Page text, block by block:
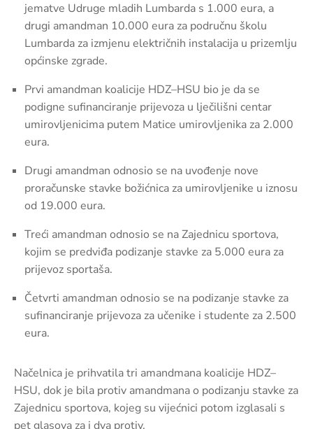
jematve Udruge mladih Lumbarda s 1.000 eura, a
drugi amandman 10.000 eura za područnu školu
Lumbarda za izmjenu električnih instalacija u prizemlju
općinske zgrade.
Prvi amandman koalicije HDZ–HSU bio je da se
podigne sufinanciranje prijevoza u lječilišni centar
umirovljenicima putem Matice umirovljenika za 2.000
eura.
Drugi amandman odnosio se na uvođenje nove
proračunske stavke božićnica za umirovljenike u iznosu
od 19.000 eura.
Treći amandman odnosio se na Zajednicu sportova,
kojim se predviđa podizanje stavke za 5.000 eura za
prijevoz sportaša.
Četvrti amandman odnosio se na podizanje stavke za
sufinanciranje prijevoza za učenike i studente za 2.500
eura.
Načelnica je prihvatila tri amandmana koalicije HDZ–
HSU, dok je bila protiv amandmana o podizanju stavke za
Zajednicu sportova, kojeg su vijećnici potom izglasali s
pet glasova za i dva protiv.